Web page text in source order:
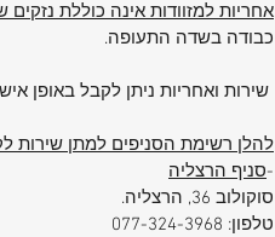
משקל: 3.9 ק"ג
גלגלים: 4 גלגלים כפולים ספינר (360°)
רצועות פנימיות: להידוק תכולה
תא פנימי ייעודי לשמירה על חולצות
מנעול קומבינציה + TSA
אחריות בינלאומית: 5 שנים
מבצע מיוחד ללקוחות SuperTik:
אחריות למזוודות אינה כוללת
כבודה בשדה התעופה.
שירות ואחריות ניתן לקבל באופן
להלן רשימת הסניפים למתן שירות
-סניף הרצליה
סוקולוב 36, הרצליה.
טלפון: 077-324-3968